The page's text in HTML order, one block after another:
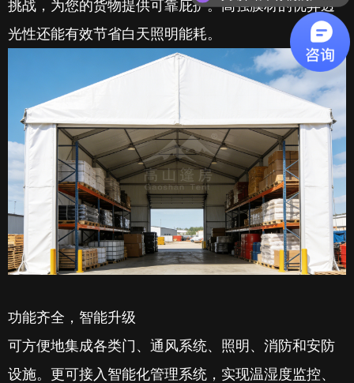
挑战，为您的货物提供可靠庇护。高强膜材的优异透
光性还能有效节省白天照明能耗。
功能齐全，智能升级
可方便地集成各类门、通风系统、照明、消防和安防
设施。更可接入智能化管理系统，实现温湿度监控、